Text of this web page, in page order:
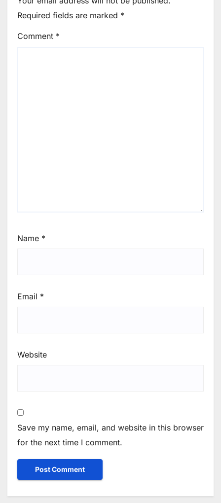
Required fields are marked *
Comment *
Name *
Email *
Website
Save my name, email, and website in this browser
for the next time I comment.